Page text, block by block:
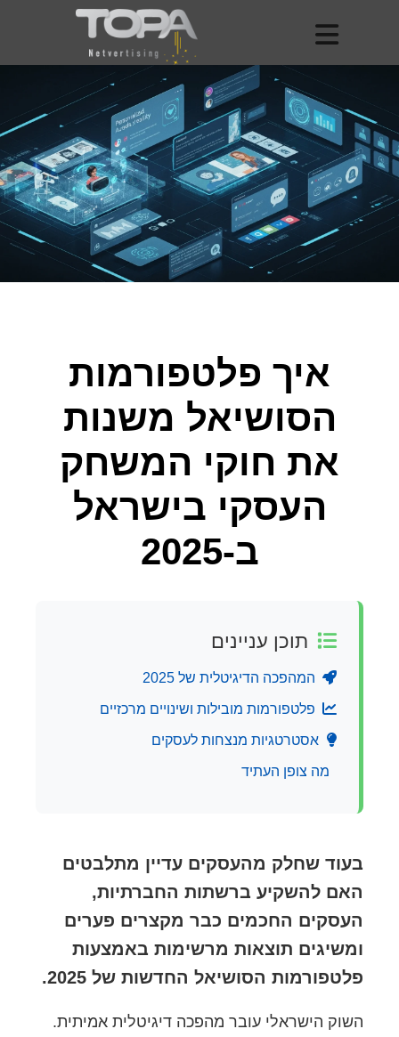
איך פלטפורמות
הסושיאל משנות
את חוקי המשחק
העסקי בישראל
ב-2025
תוכן עניינים
המהפכה הדיגיטלית של 2025
פלטפורמות מובילות ושינויים מרכזיים
אסטרטגיות מנצחות לעסקים
מה צופן העתיד
בעוד שחלק מהעסקים עדיין מתלבטים
האם להשקיע ברשתות החברתיות,
העסקים החכמים כבר מקצרים פערים
ומשיגים תוצאות מרשימות באמצעות
פלטפורמות הסושיאל החדשות של 2025.
השוק הישראלי עובר מהפכה דיגיטלית אמיתית.